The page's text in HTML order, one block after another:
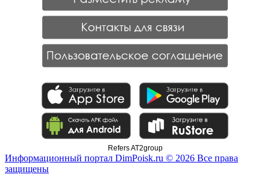
Refers AT2group
Информационный портал DimPoisk.ru © 2026 Все права
защищены